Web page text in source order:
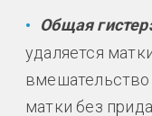
Общая
удаляется
вмешательство
матки без